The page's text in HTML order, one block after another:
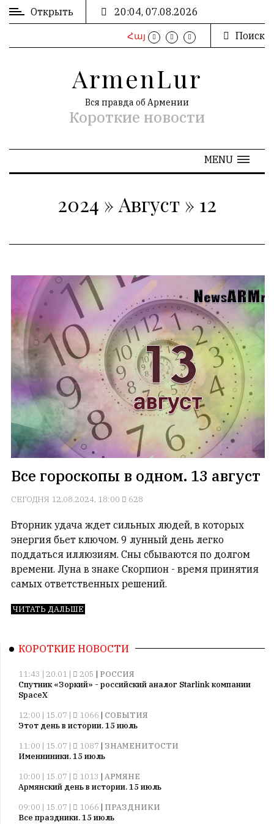
ВХОД
РЕГИСТРАЦИЯ
РЕКЛАМА
Вт СрЧт ПтСб Вс
1
2 3
5
6 9 1011
12 13 1516
18
19
20 21 22 2324
25
26 27 28 293031
СТАТИСТИКА
Онлайн
1
Гостей:
1
Пользователей:
0
ПРАВИЛА
Тонкие
материалы
для
независимо
мыслящих.
Сайт
большим
трудом,
но
Открыть 20:04, 07.08.2026
Հայ Поиск
ArmenLur
Вся правда об Армении
Короткие новости
MENU
2024 » Август » 12
Все гороскопы в одном. 13 август
СЕГОДНЯ 12.08.2024, 18:00 628
Вторник удача ждет сильных людей, в которых
энергия бьет ключом. 9 лунный день легко
поддаться иллюзиям. Сны сбываются по долгом
времени. Луна в знаке Скорпион - время принятия
самых ответственных решений.
ЧИТАТЬ ДАЛЬШЕ
КОРОТКИЕ НОВОСТИ
11:43 | 20.01 | 205 | РОССИЯ
Спутник «Зоркий» - российский аналог Starlink компании
SpaceX
12:00 | 15.07 |
1066 | СОБЫТИЯ
Этот день в истории. 15 июль
11:00 | 15.07 |
1087 | ЗНАМЕНИТОСТИ
Именниники. 15 июль
10:00 | 15.07 |
1013 | АРМЯНЕ
Армянский день в истории. 15 июль
09:00 | 15.07 |
1066 | ПРАЗДНИКИ
Все праздники. 15 июль